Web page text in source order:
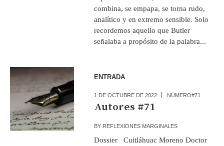
combina, se empapa, se torna rudo,
analítico y en extremo sensible. Solo
recordemos aquello que Butler
señalaba a propósito de la palabra...
ENTRADA
1 DE OCTUBRE DE 2022 NÚMERO#71
Autores #71
BY REFLEXIONES MARGINALES
Dossier Cuitláhuac Moreno Doctor